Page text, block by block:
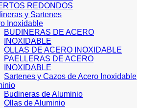
REDONDOS
y Sartenes
Inoxidable
BUDINERAS DE ACERO
INOXIDABLE
OLLAS DE ACERO INOXIDABLE
PAELLERAS DE ACERO
INOXIDABLE
Sartenes y Cazos de Acero Inoxidable
Budineras de Aluminio
Ollas de Aluminio